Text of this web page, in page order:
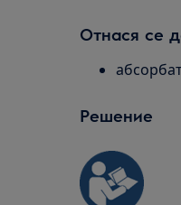
Отнася се
Решение